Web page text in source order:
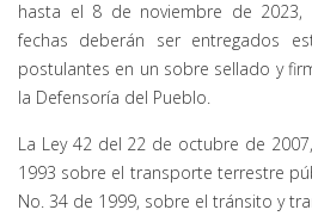
hasta el 8 de noviembre de
fechas deberán ser entregados
postulantes en un sobre sellado y
la Defensoría del Pueblo.
La Ley 42 del 22 de octubre de
1993 sobre el transporte terrestre
No. 34 de 1999, sobre el tránsito y